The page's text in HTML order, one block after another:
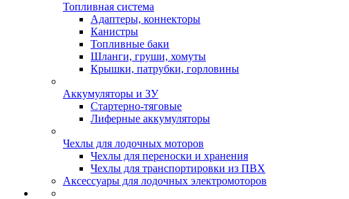
Топливная система
Адаптеры, коннекторы
Канистры
Топливные баки
Шланги, груши, хомуты
Крышки, патрубки, горловины
Аккумуляторы и ЗУ
Стартерно-тяговые
Лиферные аккумуляторы
Чехлы для лодочных моторов
Чехлы для переноски и хранения
Чехлы для транспортировки из ПВХ
Аксессуары для лодочных электромоторов